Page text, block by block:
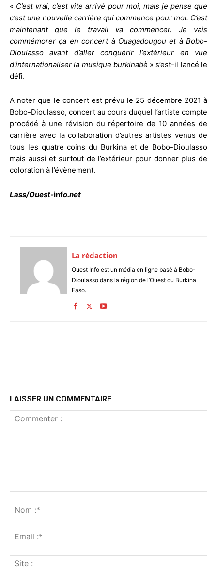
« C’est vrai, c’est vite arrivé pour moi, mais je pense que
c’est une nouvelle carrière qui commence pour moi. C’est
maintenant que le travail va commencer. Je vais
commémorer ça en concert à Ouagadougou et à Bobo-
Dioulasso avant d’aller conquérir l’extérieur en vue
d’internationaliser la musique burkinabè » s’est-il lancé le
défi.
A noter que le concert est prévu le 25 décembre 2021 à
Bobo-Dioulasso, concert au cours duquel l’artiste compte
procédé à une révision du répertoire de 10 années de
carrière avec la collaboration d’autres artistes venus de
tous les quatre coins du Burkina et de Bobo-Dioulasso
mais aussi et surtout de l’extérieur pour donner plus de
coloration à l’évènement.
Lass/Ouest-info.net
La rédaction
Ouest Info est un média en ligne basé à Bobo-
Dioulasso dans la région de l’Ouest du Burkina
Faso.
LAISSER UN COMMENTAIRE
:*
:*